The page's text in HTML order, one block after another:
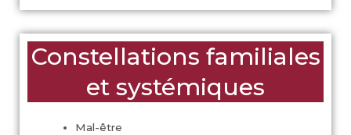
Constellations familiales
et systémiques
Mal-être